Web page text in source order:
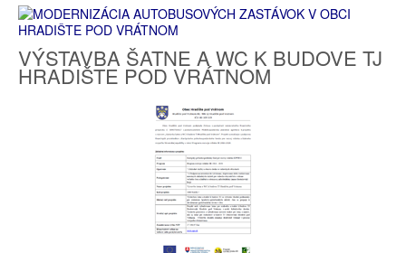
VÝSTAVBA ŠATNE A WC K BUDOVE TJ
HRADIŠTE POD VRÁTNOM